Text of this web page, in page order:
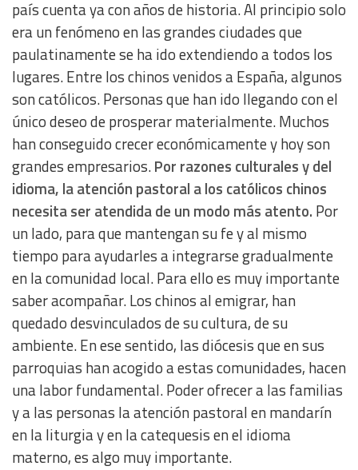
país cuenta ya con años de historia. Al principio solo
era un fenómeno en las grandes ciudades que
paulatinamente se ha ido extendiendo a todos los
lugares. Entre los chinos venidos a España, algunos
son católicos. Personas que han ido llegando con el
único deseo de prosperar materialmente. Muchos
han conseguido crecer económicamente y hoy son
grandes empresarios.Por razones culturales y del
idioma, la atención pastoral a los católicos chinos
necesita ser atendida de un modo más atento. Por
un lado, para que mantengan su fe y al mismo
tiempo para ayudarles a integrarse gradualmente
en la comunidad local. Para ello es muy importante
saber acompañar. Los chinos al emigrar, han
quedado desvinculados de su cultura, de su
ambiente. En ese sentido, las diócesis que en sus
parroquias han acogido a estas comunidades, hacen
una labor fundamental. Poder ofrecer a las familias
y a las personas la atención pastoral en mandarín
en la liturgia y en la catequesis en el idioma
materno, es algo muy importante.